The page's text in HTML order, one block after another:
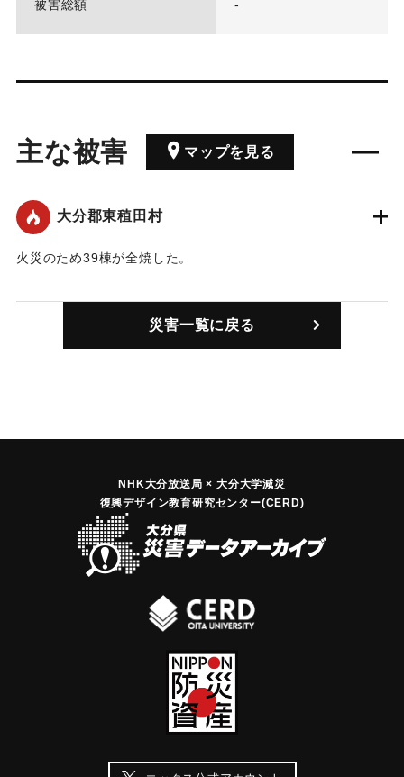
被害総額 -
主な被害 マップを見る
大分郡東稙田村
火災のため39棟が全焼した。
｜固有コード:00328001
災害一覧に戻る
NHK大分放送局 × 大分大学減災
復興デザイン教育研究センター(CERD)